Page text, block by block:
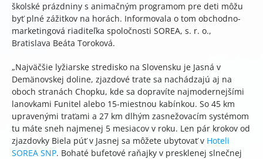
školské prázdniny s animačným programom pre deti môžu
byť plné zážitkov na horách. Informovala o tom obchodno-
marketingová riaditeľka spoločnosti SOREA, s. r. o.,
Bratislava Beáta Toroková.
„Najväčšie lyžiarske stredisko na Slovensku je Jasná v
Demänovskej doline, zjazdové trate sa nachádzajú aj na
oboch stranách Chopku, kde sa dopravíte najmodernejšími
lanovkami Funitel alebo 15-miestnou kabínkou. So 45 km
upravenými traťami a 27 km dlhým zasnežovacím systémom
tu máte sneh najmenej 5 mesiacov v roku. Len pár krokov od
zjazdovky Biela púť v Jasnej sa môžete ubytovať v Hoteli
SOREA SNP. Bohaté bufetové raňajky v presklenej slnečnej